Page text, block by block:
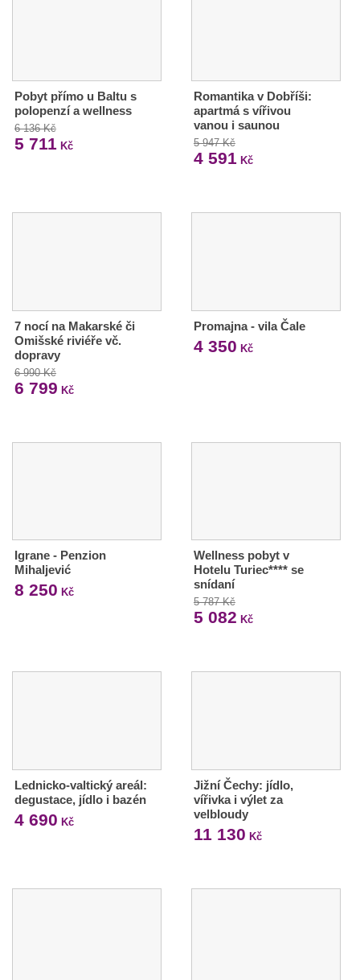
Pobyt přímo u Baltu s
polopenzí a wellness
6 136 Kč
5 711 Kč
Romantika v Dobříši:
apartmá s vířivou
vanou i saunou
5 947 Kč
4 591 Kč
7 nocí na Makarské či
Omišské riviéře vč.
dopravy
6 990 Kč
6 799 Kč
Promajna - vila Čale
4 350 Kč
Igrane - Penzion
Mihaljević
8 250 Kč
Wellness pobyt v
Hotelu Turiec**** se
snídaní
5 787 Kč
5 082 Kč
Lednicko-valtický areál:
degustace, jídlo i bazén
4 690 Kč
Jižní Čechy: jídlo,
vířivka i výlet za
velbloudy
11 130 Kč